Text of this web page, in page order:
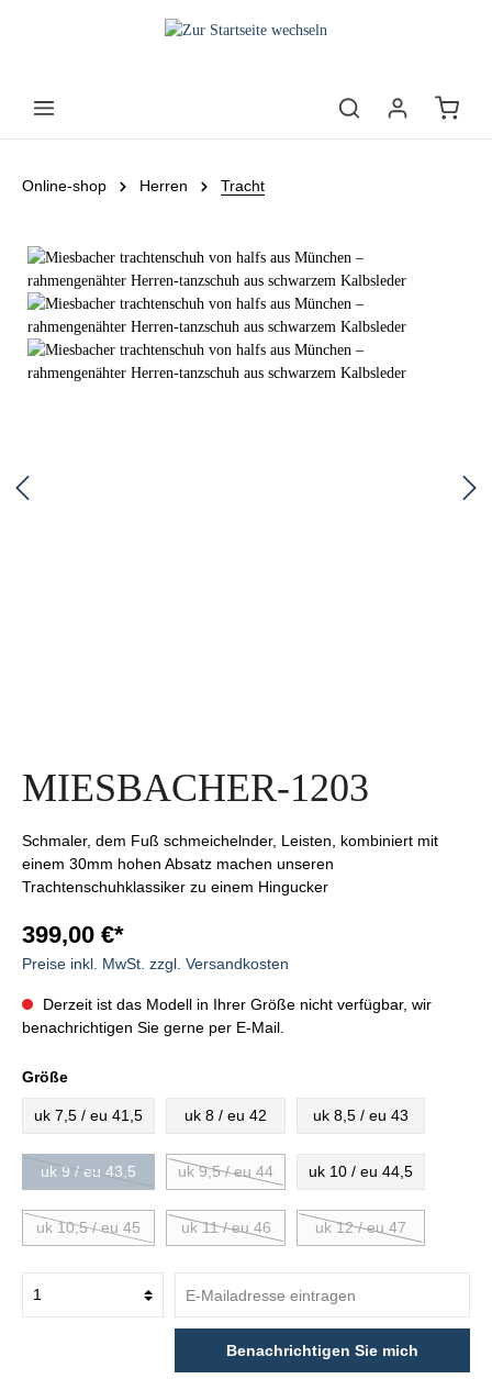
Online-shop Herren Tracht
MIESBACHER-1203
Schmaler, dem Fuß schmeichelnder, Leisten, kombiniert mit
einem 30mm hohen Absatz machen unseren
Trachtenschuhklassiker zu einem Hingucker
399,00 €*
Preise inkl. MwSt. zzgl. Versandkosten
Derzeit ist das Modell in Ihrer Größe nicht verfügbar, wir
benachrichtigen Sie gerne per E-Mail.
Größe
uk 7,5 / eu 41,5 uk 8 / eu 42 uk 8,5 / eu 43
uk 9 / eu 43,5 uk 9,5 / eu 44 uk 10 / eu 44,5
uk 10,5 / eu 45 uk 11 / eu 46 uk 12 / eu 47
Benachrichtigen Sie mich